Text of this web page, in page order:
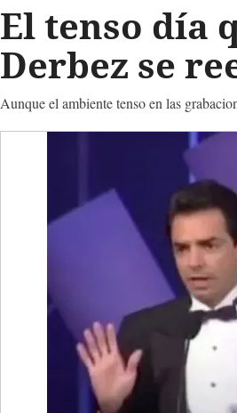
El tenso día
Derbez se
Aunque el ambiente tenso en las